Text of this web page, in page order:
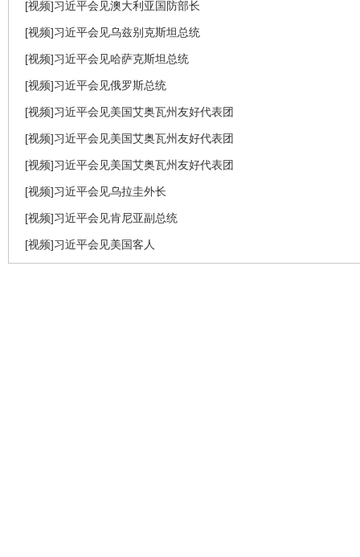
[视频]习近平会见澳大利亚国防部长
[视频]习近平会见乌兹别克斯坦总统
[视频]习近平会见哈萨克斯坦总统
[视频]习近平会见俄罗斯总统
[视频]习近平会见美国艾奥瓦州友好代表团
[视频]习近平会见美国艾奥瓦州友好代表团
[视频]习近平会见美国艾奥瓦州友好代表团
[视频]习近平会见乌拉圭外长
[视频]习近平会见肯尼亚副总统
[视频]习近平会见美国客人